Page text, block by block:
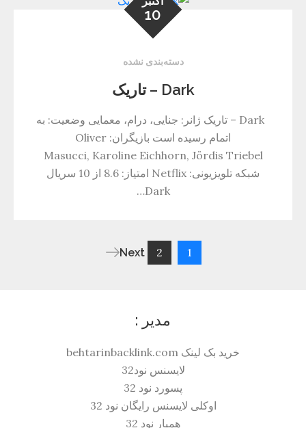
10
دسته‌بندی نشده
Dark – تاریک
Dark – تاریک ژانر: جنایی، درام، معمایی وضعیت: به
اتمام رسیده است بازیگران: Oliver
Masucci, Karoline Eichhorn, Jördis Triebel
شبکه تلویزیونی: Netflix امتیاز: 8.6 از 10 سریال
Dark…
1
2
Next
مدیر :
خرید بک لینک behtarinbacklink.com
لایسنس نود32
پسورد نود 32
اوکلی لایسنس رایگان نود 32
همیار نود 32